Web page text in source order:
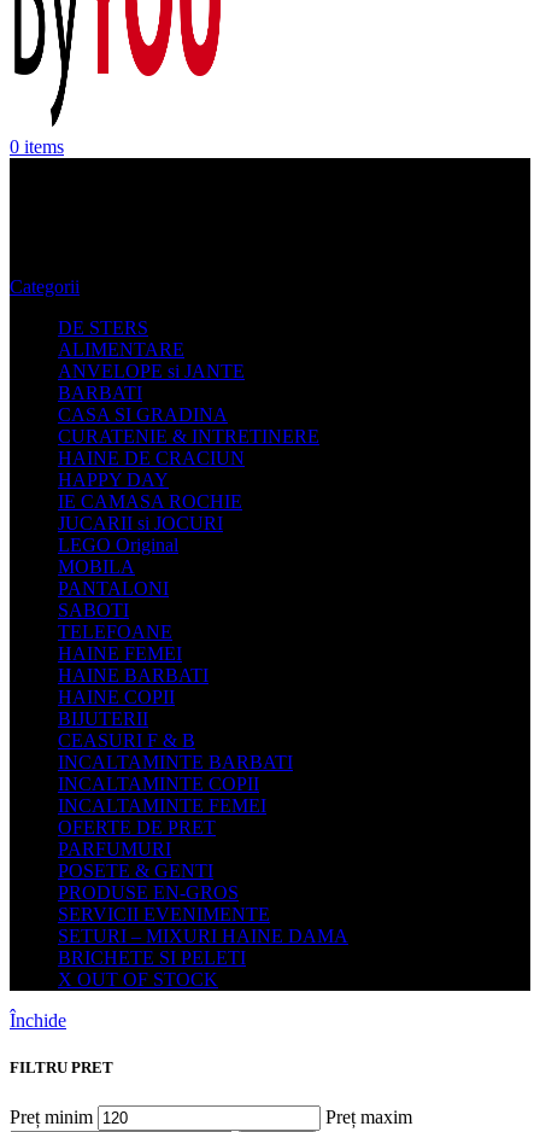
0 items
Categorii
DE STERS
ALIMENTARE
ANVELOPE si JANTE
BARBATI
CASA SI GRADINA
CURATENIE & INTRETINERE
HAINE DE CRACIUN
HAPPY DAY
IE CAMASA ROCHIE
JUCARII si JOCURI
LEGO Original
MOBILA
PANTALONI
SABOTI
TELEFOANE
HAINE FEMEI
HAINE BARBATI
HAINE COPII
BIJUTERII
CEASURI F & B
INCALTAMINTE BARBATI
INCALTAMINTE COPII
INCALTAMINTE FEMEI
OFERTE DE PRET
PARFUMURI
POSETE & GENTI
PRODUSE EN-GROS
SERVICII EVENIMENTE
SETURI – MIXURI HAINE DAMA
BRICHETE SI PELETI
X OUT OF STOCK
Închide
FILTRU PRET
Preț minim Preț maxim